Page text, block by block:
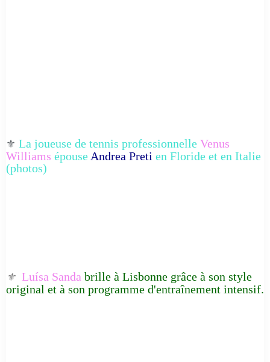
⚜️ La joueuse de tennis professionnelle Venus
Williams épouse Andrea Preti en Floride et en Italie
(photos)
⚜️ Luísa Sanda brille à Lisbonne grâce à son style
original et à son programme d'entraînement intensif.